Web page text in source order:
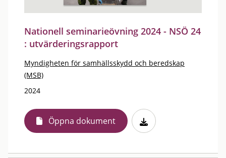
Nationell seminarieövning 2024 - NSÖ 24
: utvärderingsrapport
Myndigheten för samhällsskydd och beredskap
(MSB)
2024
Öppna dokument